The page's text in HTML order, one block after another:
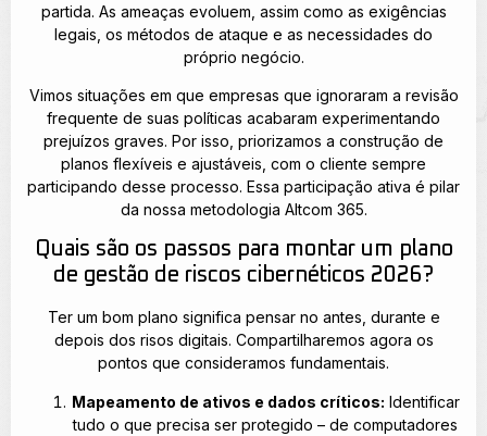
partida. As ameaças evoluem, assim como as exigências
legais, os métodos de ataque e as necessidades do
próprio negócio.
Vimos situações em que empresas que ignoraram a revisão
frequente de suas políticas acabaram experimentando
prejuízos graves. Por isso, priorizamos a construção de
planos flexíveis e ajustáveis, com o cliente sempre
participando desse processo. Essa participação ativa é pilar
da nossa metodologia Altcom 365.
Quais são os passos para montar um plano
de gestão de riscos cibernéticos 2026?
Ter um bom plano significa pensar no antes, durante e
depois dos risos digitais. Compartilharemos agora os
pontos que consideramos fundamentais.
Mapeamento de ativos e dados críticos: Identificar
tudo o que precisa ser protegido – de computadores